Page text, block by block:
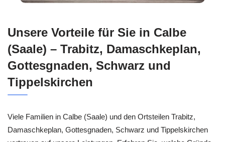
Unsere Vorteile für Sie in Calbe
(Saale) – Trabitz, Damaschkeplan,
Gottesgnaden, Schwarz und
Tippelskirchen
Viele Familien in Calbe (Saale) und den Ortsteilen Trabitz,
Damaschkeplan, Gottesgnaden, Schwarz und Tippelskirchen